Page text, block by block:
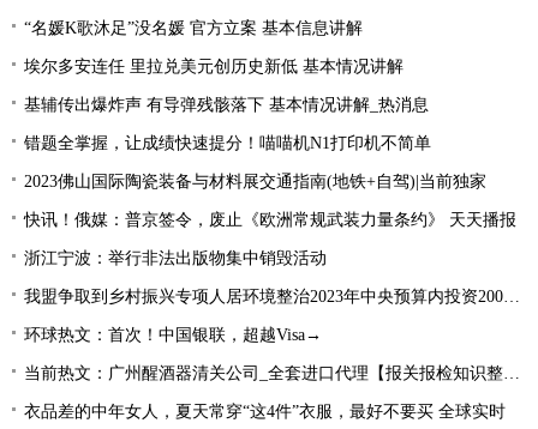
“名媛K歌沐足”没名媛 官方立案 基本信息讲解
埃尔多安连任 里拉兑美元创历史新低 基本情况讲解
基辅传出爆炸声 有导弹残骸落下 基本情况讲解_热消息
错题全掌握，让成绩快速提分！喵喵机N1打印机不简单
2023佛山国际陶瓷装备与材料展交通指南(地铁+自驾)|当前独家
快讯！俄媒：普京签令，废止《欧洲常规武装力量条约》 天天播报
浙江宁波：举行非法出版物集中销毁活动
我盟争取到乡村振兴专项人居环境整治2023年中央预算内投资2000万元
环球热文：首次！中国银联，超越Visa→
当前热文：广州醒酒器清关公司_全套进口代理【报关报检知识整理】
衣品差的中年女人，夏天常穿“这4件”衣服，最好不要买 全球实时